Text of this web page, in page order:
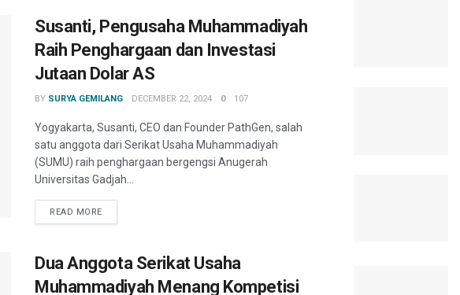
Susanti, Pengusaha Muhammadiyah
Raih Penghargaan dan Investasi
Jutaan Dolar AS
BY SURYA GEMILANG DECEMBER 22, 2024 0 107
Yogyakarta, Susanti, CEO dan Founder PathGen, salah
satu anggota dari Serikat Usaha Muhammadiyah
(SUMU) raih penghargaan bergengsi Anugerah
Universitas Gadjah...
READ MORE
Dua Anggota Serikat Usaha
Muhammadiyah Menang Kompetisi